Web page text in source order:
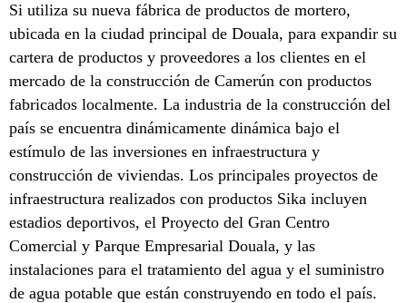
Si utiliza su nueva fábrica de productos de mortero,
ubicada en la ciudad principal de Douala, para expandir su
cartera de productos y proveedores a los clientes en el
mercado de la construcción de Camerún con productos
fabricados localmente. La industria de la construcción del
país se encuentra dinámicamente dinámica bajo el
estímulo de las inversiones en infraestructura y
construcción de viviendas. Los principales proyectos de
infraestructura realizados con productos Sika incluyen
estadios deportivos, el Proyecto del Gran Centro
Comercial y Parque Empresarial Douala, y las
instalaciones para el tratamiento del agua y el suministro
de agua potable que están construyendo en todo el país.